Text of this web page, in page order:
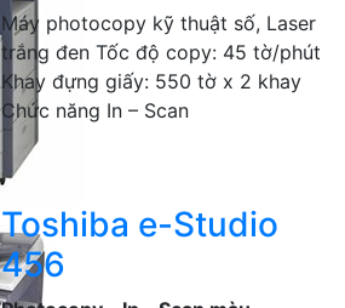
Máy photocopy kỹ thuật số, Laser
trắng đen Tốc độ copy: 45 tờ/phút
Khay đựng giấy: 550 tờ x 2 khay
Chức năng In – Scan
Toshiba e-Studio
456